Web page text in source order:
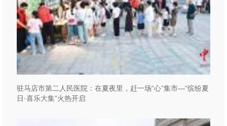
驻马店市第二人民医院：在夏夜里，赶一场“心”集市—“缤纷夏
日·喜乐大集”火热开启